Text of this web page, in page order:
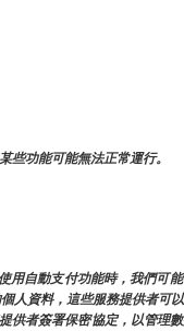
功能可能無法正常運行。
用自動支付功能時，我們可
人資料，這些服務提供者可
供者簽署保密協定，以管理